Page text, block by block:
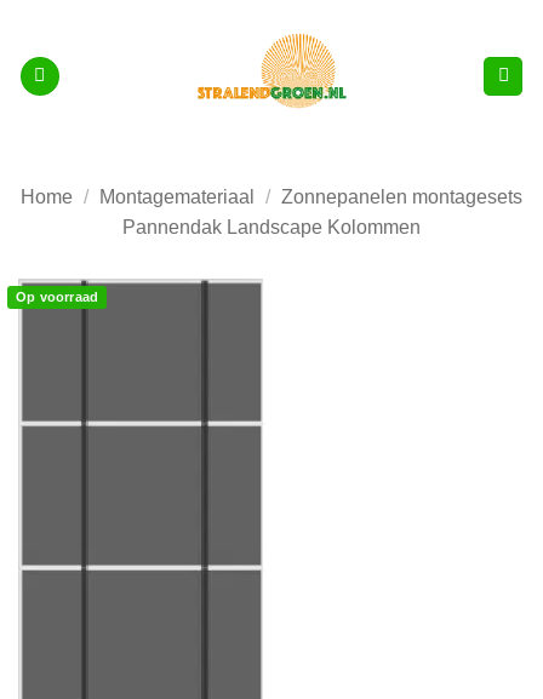
inhoud
Home / Montagemateriaal / Zonnepanelen montagesets
Pannendak Landscape Kolommen
Op voorraad